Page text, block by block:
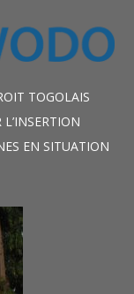
TOGOLAIS
EN SITUATION